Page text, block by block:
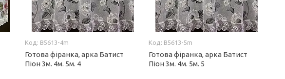
B5613-4m
Готова фіранка, арка Батист
Піон 3м. 4м. 5м. 4
B5613-5m
Готова фіранка, арка Батист
Піон 3м. 4м. 5м. 5